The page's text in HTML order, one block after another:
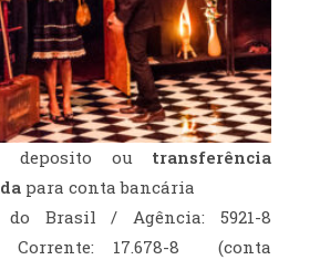
deposito ou transferência
para conta bancária
do Brasil / Agência: 5921-8
Corrente: 17.678-8 (conta